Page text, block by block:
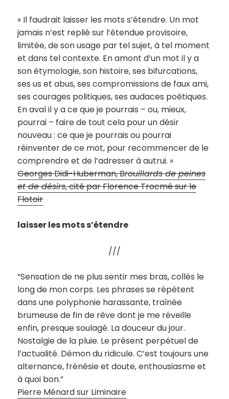
« Il faudrait laisser les mots s’étendre. Un mot
jamais n’est replié sur l’étendue provisoire,
limitée, de son usage par tel sujet, à tel moment
et dans tel contexte. En amont d’un mot il y a
son étymologie, son histoire, ses bifurcations,
ses us et abus, ses compromissions de faux ami,
ses courages politiques, ses audaces poétiques.
En aval il y a ce que je pourrais – ou, mieux,
pourrai – faire de tout cela pour un désir
nouveau : ce que je pourrais ou pourrai
réinventer de ce mot, pour recommencer de le
comprendre et de l’adresser à autrui. »
Georges Didi-Huberman, Brouillards de peines
et de désirs, cité par Florence Trocmé sur le
Flotoir
laisser les mots s’étendre
///
“Sensation de ne plus sentir mes bras, collés le
long de mon corps. Les phrases se répètent
dans une polyphonie harassante, traînée
brumeuse de fin de rêve dont je me réveille
enfin, presque soulagé. La douceur du jour.
Nostalgie de la pluie. Le présent perpétuel de
l’actualité. Démon du ridicule. C’est toujours une
alternance, frénésie et doute, enthousiasme et
à quoi bon.”
Pierre Ménard sur Liminaire